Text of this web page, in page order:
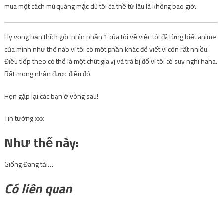
mua một cách mù quáng mặc dù tôi đã thề từ lâu là không bao giờ.
Hy vọng bạn thích góc nhìn phần 1 của tôi về việc tôi đã từng biết anime
của mình như thế nào vì tôi có một phần khác để viết vì còn rất nhiều.
Điều tiếp theo có thể là một chút gia vị và trà bị đổ vì tôi có suy nghĩ haha.
Rất mong nhận được điều đó.
Hẹn gặp lại các bạn ở vòng sau!
Tin tưởng xxx
Như thế này:
GiốngĐang tải…
Có liên quan